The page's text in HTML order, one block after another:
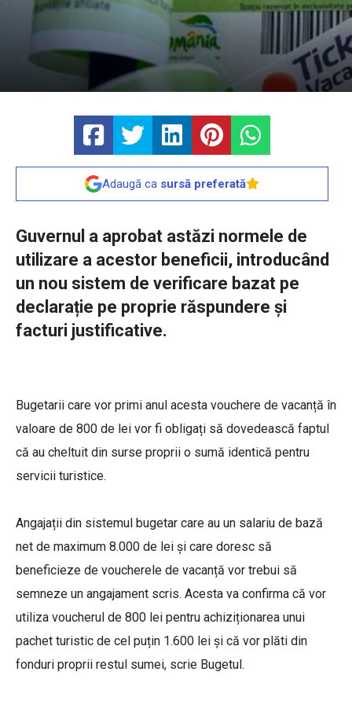
Adaugă ca sursă preferată
Guvernul a aprobat astăzi normele de
utilizare a acestor beneficii, introducând
un nou sistem de verificare bazat pe
declarație pe proprie răspundere și
facturi justificative.
Bugetarii care vor primi anul acesta vouchere de vacanță în
valoare de 800 de lei vor fi obligați să dovedească faptul
că au cheltuit din surse proprii o sumă identică pentru
servicii turistice.
Angajații din sistemul bugetar care au un salariu de bază
net de maximum 8.000 de lei și care doresc să
beneficieze de voucherele de vacanță vor trebui să
semneze un angajament scris. Acesta va confirma că vor
utiliza voucherul de 800 lei pentru achiziționarea unui
pachet turistic de cel puțin 1.600 lei și că vor plăti din
fonduri proprii restul sumei, scrie Bugetul.